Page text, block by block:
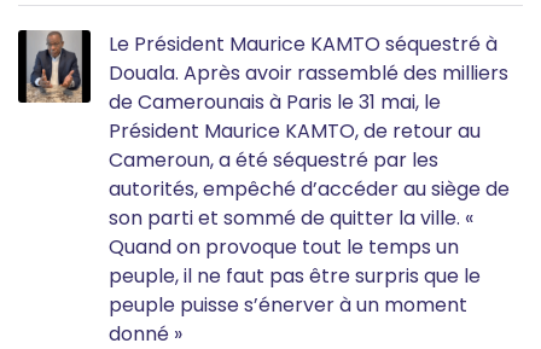
Le Président Maurice KAMTO séquestré à
Douala. Après avoir rassemblé des milliers
de Camerounais à Paris le 31 mai, le
Président Maurice KAMTO, de retour au
Cameroun, a été séquestré par les
autorités, empêché d’accéder au siège de
son parti et sommé de quitter la ville. «
Quand on provoque tout le temps un
peuple, il ne faut pas être surpris que le
peuple puisse s’énerver à un moment
donné »